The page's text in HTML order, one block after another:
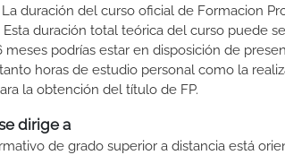
duración del curso oficial de Formacion
Esta duración total teórica del curso puede
meses podrías estar en disposición de
horas de estudio personal como la
la obtención del título de FP.
dirige a
de grado superior a distancia está